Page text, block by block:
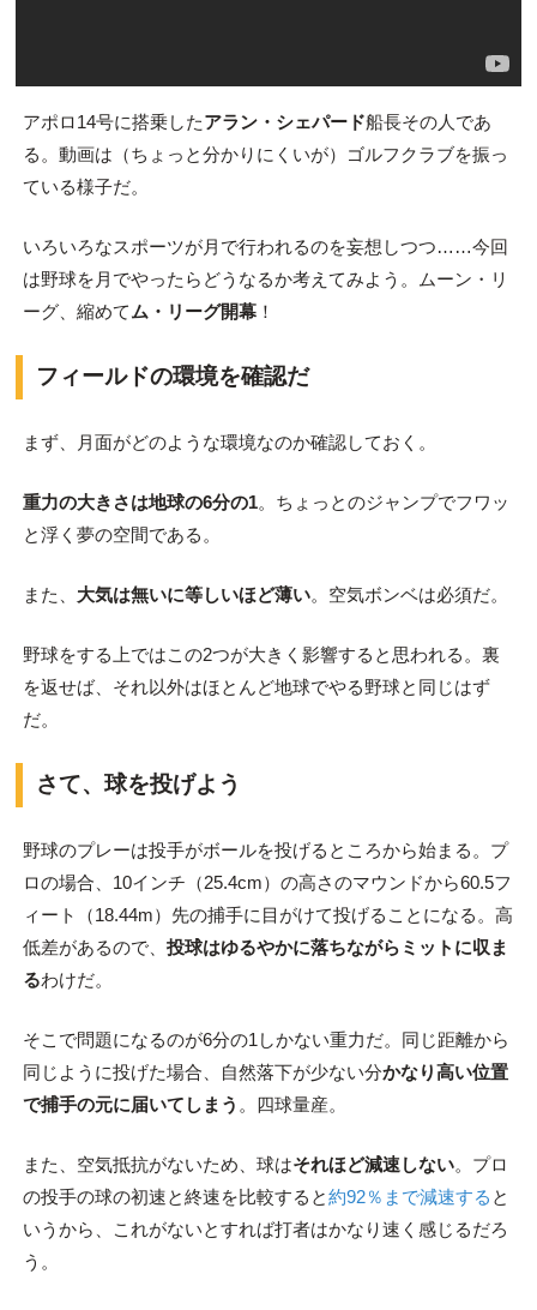
アポロ14号に搭乗したアラン・シェパード船長その人であ
る。動画は（ちょっと分かりにくいが）ゴルフクラブを振っ
ている様子だ。
いろいろなスポーツが月で行われるのを妄想しつつ……今回
は野球を月でやったらどうなるか考えてみよう。ムーン・リ
ーグ、縮めてム・リーグ開幕！
フィールドの環境を確認だ
まず、月面がどのような環境なのか確認しておく。
重力の大きさは地球の6分の1。ちょっとのジャンプでフワッ
と浮く夢の空間である。
また、 大気は無いに等しいほど薄い。空気ボンベは必須だ。
野球をする上ではこの2つが大きく影響すると思われる。裏
を返せば、それ以外はほとんど地球でやる野球と同じはず
だ。
さて、球を投げよう
野球のプレーは投手がボールを投げるところから始まる。プ
ロの場合、10インチ（25.4cm）の高さのマウンドから60.5フ
ィート（18.44m）先の捕手に目がけて投げることになる。高
低差があるので、 投球はゆるやかに落ちながらミットに収ま
るわけだ。
そこで問題になるのが6分の1しかない重力だ。同じ距離から
同じように投げた場合、自然落下が少ない分かなり高い位置
で捕手の元に届いてしまう 。四球量産。
また、空気抵抗がないため、球はそれほど減速しない。プロ
の投手の球の初速と終速を比較すると約92％まで減速する と
いうから、これがないとすれば打者はかなり速く感じるだろ
う。